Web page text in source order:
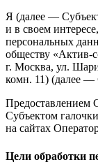
Я (далее —
и в своем
персональных
обществу «Актив-
г. Москва, ул.
комн. 11) (далее —
Предоставлением
Субъектом
на сайтах
Цели обработки